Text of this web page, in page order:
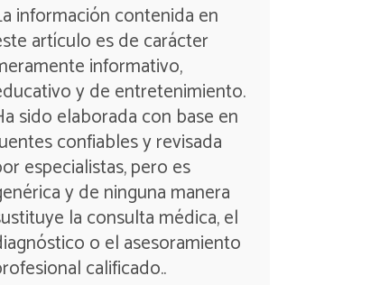
información contenida en
artículo es de carácter
informativo,
y de entretenimiento.
sido elaborada con base en
confiables y revisada
especialistas, pero es
y de ninguna manera
la consulta médica, el
o el asesoramiento
calificado..